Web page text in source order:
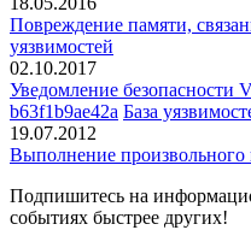
Повреждение памяти,
уязвимостей
02.10.2017
Уведомление безопасности
b63f1b9ae42a База
19.07.2012
Выполнение произвольного
Подпишитесь на
событиях быстрее других!